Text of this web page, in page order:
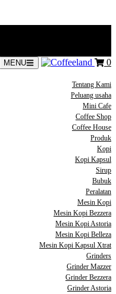
MENU 0
Tentang Kami
Peluang usaha
Mini Cafe
Coffee Shop
Coffee House
Produk
Kopi
Kopi Kapsul
Sirup
Bubuk
Peralatan
Mesin Kopi
Mesin Kopi Bezzera
Mesin Kopi Astoria
Mesin Kopi Belleza
Mesin Kopi Kapsul Xtrat
Grinders
Grinder Mazzer
Grinder Bezzera
Grinder Astoria